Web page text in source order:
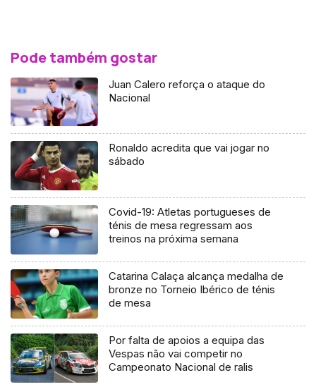
Pode também gostar
Juan Calero reforça o ataque do
Nacional
Ronaldo acredita que vai jogar no
sábado
Covid-19: Atletas portugueses de
ténis de mesa regressam aos
treinos na próxima semana
Catarina Calaça alcança medalha de
bronze no Torneio Ibérico de ténis
de mesa
Por falta de apoios a equipa das
Vespas não vai competir no
Campeonato Nacional de ralis